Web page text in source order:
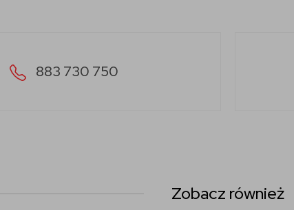
883 730 750
Zobacz również